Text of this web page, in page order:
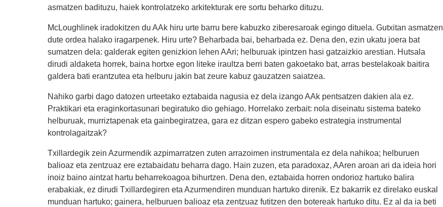
asmatzen badituzu, haiek kontrolatzeko arkitekturak ere sortu beharko dituzu.
McLoughlinek iradokitzen du AAk hiru urte barru bere kabuzko ziberesaroak egingo dituela. Gutxitan asmatzen
dute ordea halako iragarpenek. Hiru urte? Beharbada bai, beharbada ez. Dena den, ezin ukatu joera bat
sumatzen dela: galderak egiten genizkion lehen AAri; helburuak ipintzen hasi gatzaizkio arestian. Hutsala
dirudi aldaketa horrek, baina hortxe egon liteke iraultza berri baten gakoetako bat, arras bestelakoak baitira
galdera bati erantzutea eta helburu jakin bat zeure kabuz gauzatzen saiatzea.
Nahiko garbi dago datozen urteetako eztabaida nagusia ez dela izango AAk pentsatzen dakien ala ez.
Praktikari eta eraginkortasunari begiratuko dio gehiago. Horrelako zerbait: nola diseinatu sistema bateko
helburuak, murriztapenak eta gainbegiratzea, gara ez ditzan espero gabeko estrategia instrumental
kontrolagaitzak?
Txillardegik zein Azurmendik azpimarratzen zuten arrazoimen instrumentala ez dela nahikoa; helburuen
balioaz eta zentzuaz ere eztabaidatu beharra dago. Hain zuzen, eta paradoxaz, AAren aroan ari da ideia hori
inoiz baino aintzat hartu beharrekoagoa bihurtzen. Dena den, eztabaida horren ondorioz hartuko balira
erabakiak, ez dirudi Txillardegiren eta Azurmendiren munduan hartuko direnik. Ez bakarrik ez direlako euskal
munduan hartuko; gainera, helburuen balioaz eta zentzuaz futitzen den botereak hartuko ditu. Ez al da ia beti